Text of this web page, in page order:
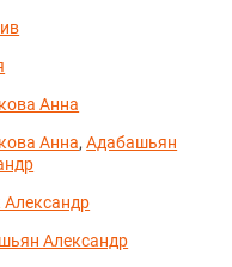
Анна
Анна,Адабашьян
Александр